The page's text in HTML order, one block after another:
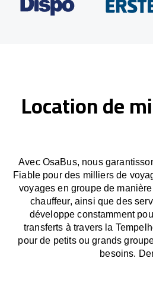
Location de
Avec OsaBus, nous
Fiable pour des milliers de
voyages en groupe de
chauffeur, ainsi que des
développe constamment
transferts à travers la
pour de petits ou grands
besoins.